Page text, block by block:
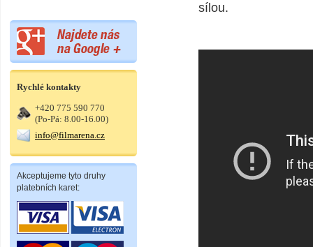
Rychlé kontakty
+420 775 590 770
(Po-Pá: 8.00-16.00)
info@filmarena.cz
Akceptujeme tyto druhy
platebních karet:
sílou.